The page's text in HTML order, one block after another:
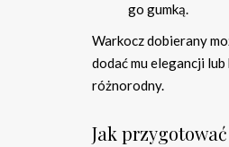
go gumką.
Warkocz dobierany
dodać mu elegancji
różnorodny.
Jak